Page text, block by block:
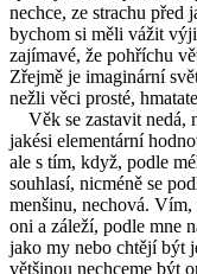
nechce, ze strachu
bychom si měli vážit
zajímavé, že pohříchu
Zřejmě je imaginární
nežli věci prosté,
Věk se zastavit nedá,
jakési elementární
ale s tím, když, podle
souhlasí, nicméně se
menšinu, nechová.
oni a záleží, podle mne
jako my nebo chtějí být
většinou nechceme být